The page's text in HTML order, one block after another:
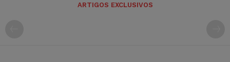
ARTIGOS EXCLUSIVOS